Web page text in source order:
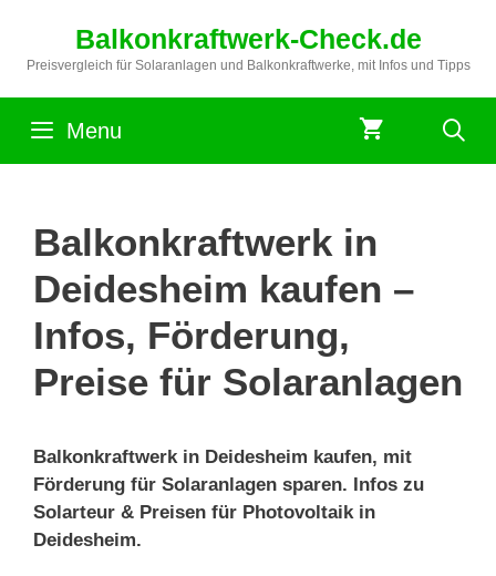
springen
Balkonkraftwerk-Check.de
Preisvergleich für Solaranlagen und Balkonkraftwerke, mit Infos und Tipps
Menu
Balkonkraftwerk in
Deidesheim kaufen –
Infos, Förderung,
Preise für Solaranlagen
Balkonkraftwerk in Deidesheim kaufen, mit
Förderung für Solaranlagen sparen. Infos zu
Solarteur & Preisen für Photovoltaik in
Deidesheim.